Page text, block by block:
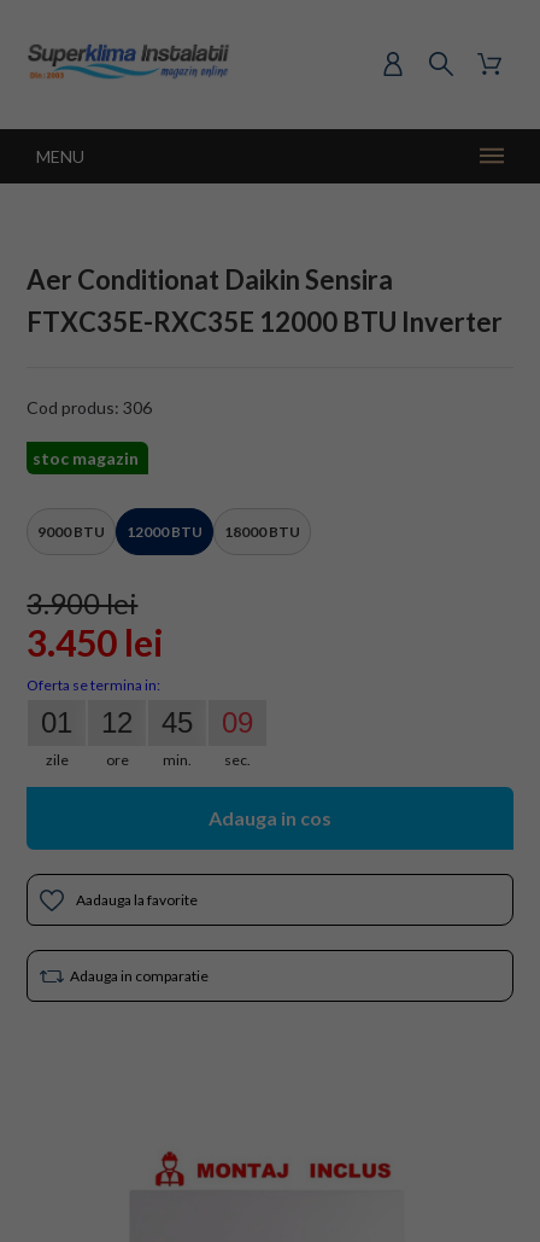
MENU
Aer Conditionat Daikin Sensira
FTXC35E-RXC35E 12000 BTU Inverter
Cod produs: 306
stoc magazin
9000 BTU 12000 BTU 18000 BTU
3.900 lei
3.450 lei
Oferta se termina in:
01
zile
12
ore
45
min.
08
sec.
Adauga in cos
Aadauga la favorite
Adauga in comparatie